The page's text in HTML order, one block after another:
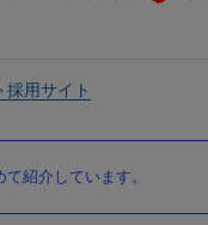
採用サイト
紹介しています。